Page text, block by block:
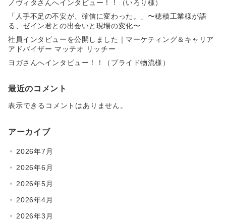
ノヴィタさんへインタビュー！！（いろり様）
「人手不足の不安が、確信に変わった。」〜穂積工業様が語
る、ゼイン君との出会いと現場の変化〜
社員インタビューを公開しました｜マーケティング＆キャリア
アドバイザー マッテオ リッチー
ヨガさんへインタビュー！！（プライド物流様）
最近のコメント
表示できるコメントはありません。
アーカイブ
2026年7月
2026年6月
2026年5月
2026年4月
2026年3月